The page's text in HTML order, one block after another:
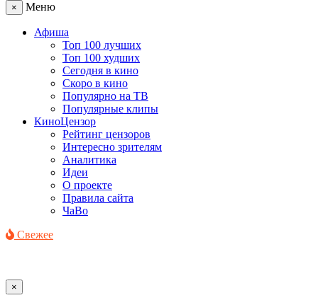
× Меню
Афиша
Топ 100 лучших
Топ 100 худших
Сегодня в кино
Скоро в кино
Популярно на ТВ
Популярные клипы
КиноЦензор
Рейтинг цензоров
Интересно зрителям
Аналитика
Идеи
О проекте
Правила сайта
ЧаВо
Свежее
×